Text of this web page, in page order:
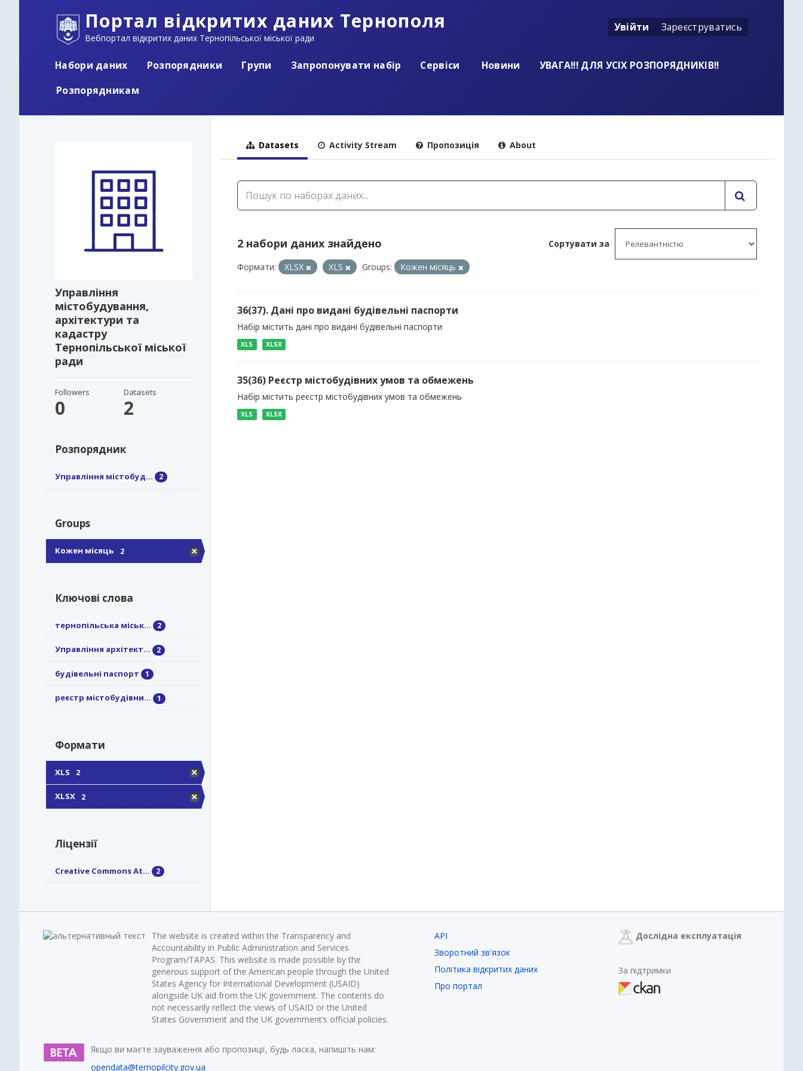
Портал відкритих даних Тернополя
Вебпортал відкритих даних Тернопільської міської ради
Увійти Зареєструватись
Набори даних Розпорядники Групи Запропонувати набір Сервіси Новини
УВАГА!!! ДЛЯ УСІХ РОЗПОРЯДНИКІВ!!
Розпорядникам
Управління
містобудування,
архітектури та
кадастру
Тернопільської міської
ради
Followers
0
Datasets
2
Розпорядник
Управління містобуд... 2
Groups
Кожен місяць 2
Ключові слова
тернопільська міськ... 2
Управління архітект... 2
будівельні паспорт 1
реєстр містобудівни... 1
Формати
XLS 2
XLSX 2
Ліцензії
Creative Commons At... 2
Datasets Activity Stream Пропозиція About
Сортувати за
2 набори даних знайдено
Формати: XLSX XLS Groups: Кожен місяць
36(37). Дані про видані будівельні паспорти
Набір містить дані про видані будівельні паспорти
XLS XLSX
35(36) Реєстр містобудівних умов та обмежень
Набір містить реєстр містобудівних умов та обмежень
XLS XLSX
The website is created within the Transparency and
Accountability in Public Administration and Services
Program/TAPAS. This website is made possible by the
generous support of the American people through the United
States Agency for International Development (USAID)
alongside UK aid from the UK government. The contents do
not necessarily reflect the views of USAID or the United
States Government and the UK government’s official policies.
Якщо ви маєте зауваження або пропозиції, будь ласка, напишіть нам:
opendata@ternopilcity.gov.ua
API
Зворотний зв'язок
Політика відкритих даних
Про портал
Дослідна експлуатація
За підтримки